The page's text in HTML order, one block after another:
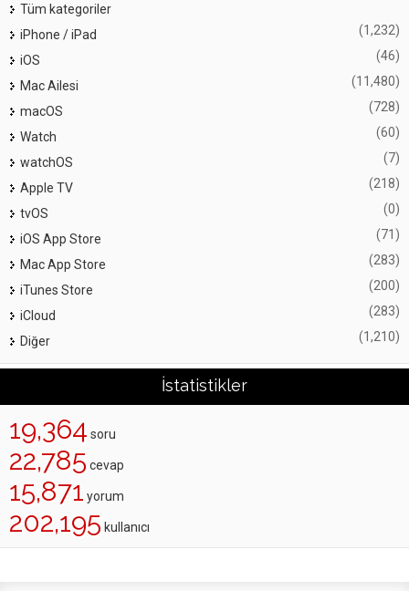
Tüm kategoriler
iPhone / iPad
(1,232)
iOS (46)
Mac Ailesi (11,480)
macOS (728)
Watch (60)
watchOS (7)
Apple TV (218)
tvOS (0)
iOS App Store (71)
Mac App Store (283)
iTunes Store (200)
iCloud (283)
Diğer (1,210)
İstatistikler
19,364 soru
22,785 cevap
15,871 yorum
202,195 kullanıcı